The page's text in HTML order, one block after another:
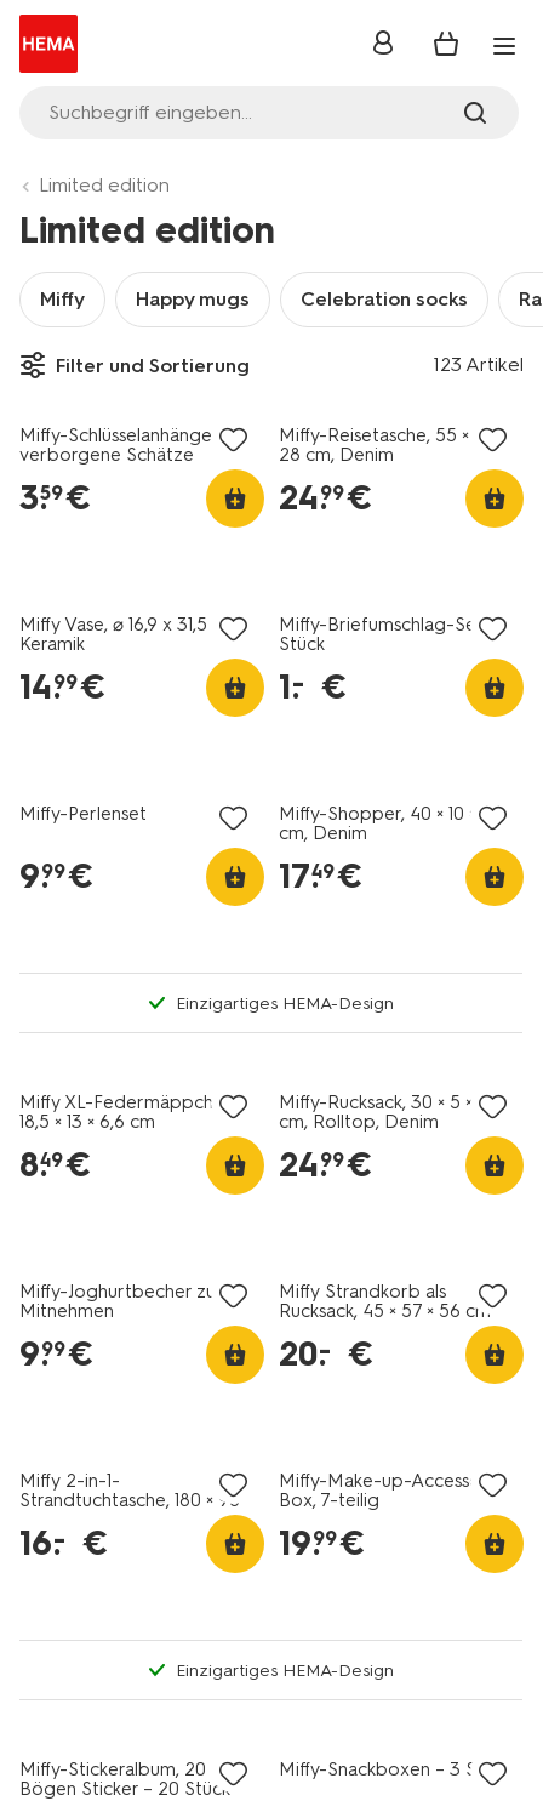
Suchbegriff eingeben...
Anmelden
Limited edition
Limited edition
Miffy Happy mugs Celebration socks
Filter und Sortierung 123 Artikel
Miffy-Schlüsselanhänger
verborgene Schätze
3.
59€
Miffy-Reisetasche, 55 × 28 ×
28 cm, Denim
24.
99€
Miffy Vase, ⌀ 16,9 x 31,5 cm,
Keramik
14.
99€
Miffy-Briefumschlag-Set – 6
Stück
1.
– €
Miffy-Perlenset
9.
99€
Miffy-Shopper, 40 × 10 × 45
cm, Denim
17.
49€
Einzigartiges HEMA-Design
Miffy XL-Federmäppchen,
18,5 × 13 × 6,6 cm
8.
49€
Miffy-Rucksack, 30 × 5 × 36
cm, Rolltop, Denim
24.
99€
Miffy-Joghurtbecher zum
Mitnehmen
9.
99€
Miffy Strandkorb als
Rucksack, 45 × 57 × 56 cm
20.
– €
Miffy 2-in-1-
Strandtuchtasche, 180 × 90
16.
– €
Miffy-Make-up-Accessoire-
Box, 7-teilig
19.
99€
Einzigartiges HEMA-Design
Miffy-Stickeralbum, 20
Bögen Sticker – 20 Stück
Miffy-Snackboxen – 3 Stück